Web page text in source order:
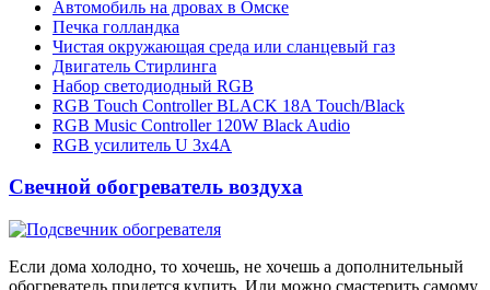
Автомобиль на дровах в Омске
Печка голландка
Чистая окружающая среда или сланцевый газ
Двигатель Стирлинга
Набор светодиодный RGB
RGB Touch Controller BLACK 18A Touch/Black
RGB Music Controller 120W Black Audio
RGB усилитель U 3х4A
Свечной обогреватель воздуха
Если дома холодно, то хочешь, не хочешь а дополнительный
обогреватель придется купить. Или можно смастерить самому.